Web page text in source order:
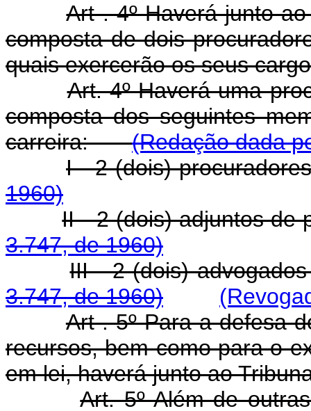
Art . 4º Haverá junto
composta de dois
quais exercerão os seus
Art. 4º Haverá uma
composta dos seguintes
carreira:(Redação dada
I - 2 (dois)
1960)
II - 2 (dois) adjuntos
3.747, de 1960)
III - 2 (dois)
3.747, de 1960)
Art . 5º Para a defesa
recursos, bem como para o
em lei, haverá junto ao
Art. 5º Além de